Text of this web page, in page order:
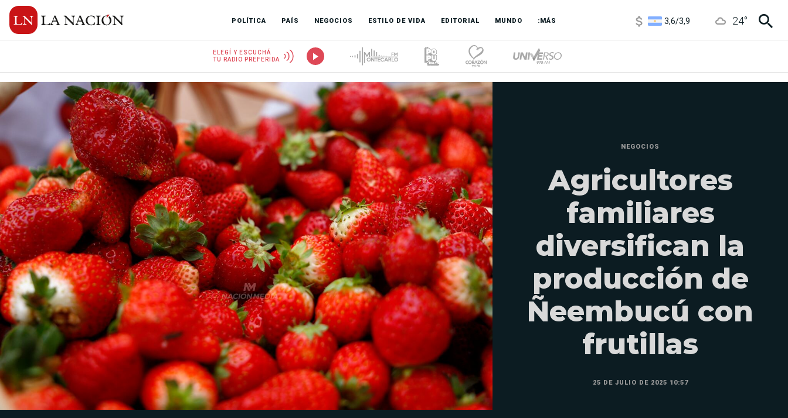
POLÍTICA PAÍS NEGOCIOS ESTILO DE VIDA EDITORIAL MUNDO :MÁS
6850/7200
24°
ELEGÍ Y ESCUCHÁ
TU RADIO PREFERIDA
NEGOCIOS
Agricultores
familiares
diversifican la
producción de
Ñeembucú con
frutillas
25 DE JULIO DE 2025 10:57